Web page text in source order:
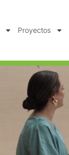
Proyectos